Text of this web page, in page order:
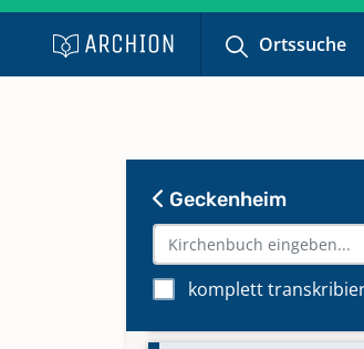
Ortssuche
Geckenheim
komplett
Abendmahl 1707-
Keine verfügbaren